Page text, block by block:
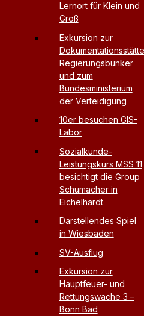
Lernort für Klein und
Groß
Exkursion zur
Dokumentationsstätte
Regierungsbunker
und zum
Bundesministerium
der Verteidigung
10er besuchen GIS-
Labor
Sozialkunde-
Leistungskurs MSS 11
besichtigt die Group
Schumacher in
Eichelhardt
Darstellendes Spiel
in Wiesbaden
SV-Ausflug
Exkursion zur
Hauptfeuer- und
Rettungswache 3 –
Bonn Bad